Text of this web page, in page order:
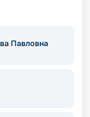
Павловна